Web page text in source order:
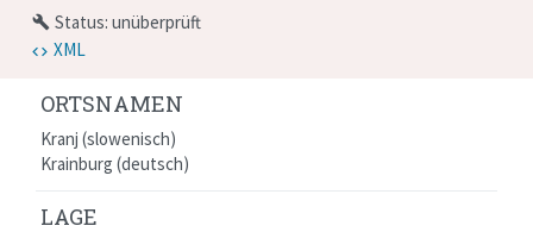
ORTSNAMEN
Kranj (slowenisch)
Krainburg (deutsch)
LAGE
build Status: unüberprüft
XML